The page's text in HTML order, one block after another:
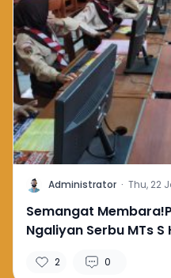
A Administrator · Thu, 22
Semangat
Ngaliyan Serbu MTs
Baru2 0